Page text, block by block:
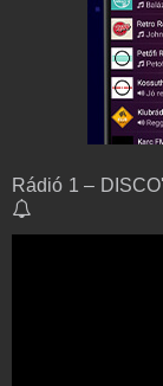
Rádió 1 –